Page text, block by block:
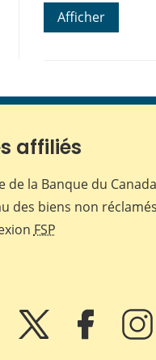
Afficher
affiliés
de la Banque du Canada
des biens non réclamés
FSP